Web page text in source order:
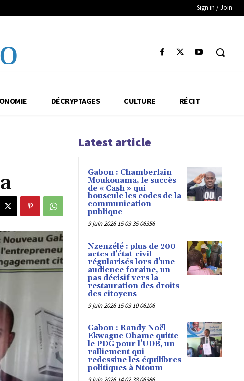
Sign in / Join
DÉCRYPTAGES CULTURE RÉCIT
Latest article
Gabon : Chamberlain
Moukouama, le succès
de « Cash » qui
bouscule les codes de la
communication
publique
9 juin 2026 15 03 35 06356
Nzenzélé : plus de 200
actes d’état-civil
régularisés lors d’une
audience foraine, un
pas décisif vers la
restauration des droits
des citoyens
9 juin 2026 15 03 10 06106
Gabon : Randy Noël
Ekwague Obame quitte
le PDG pour l’UDB, un
ralliement qui
redessine les équilibres
politiques à Ntoum